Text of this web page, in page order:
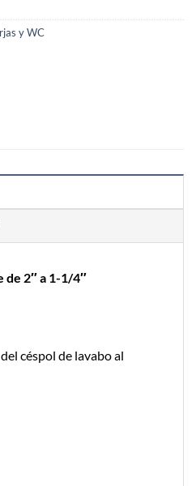
y WC
de 2″ a 1-1/4″
céspol de lavabo al